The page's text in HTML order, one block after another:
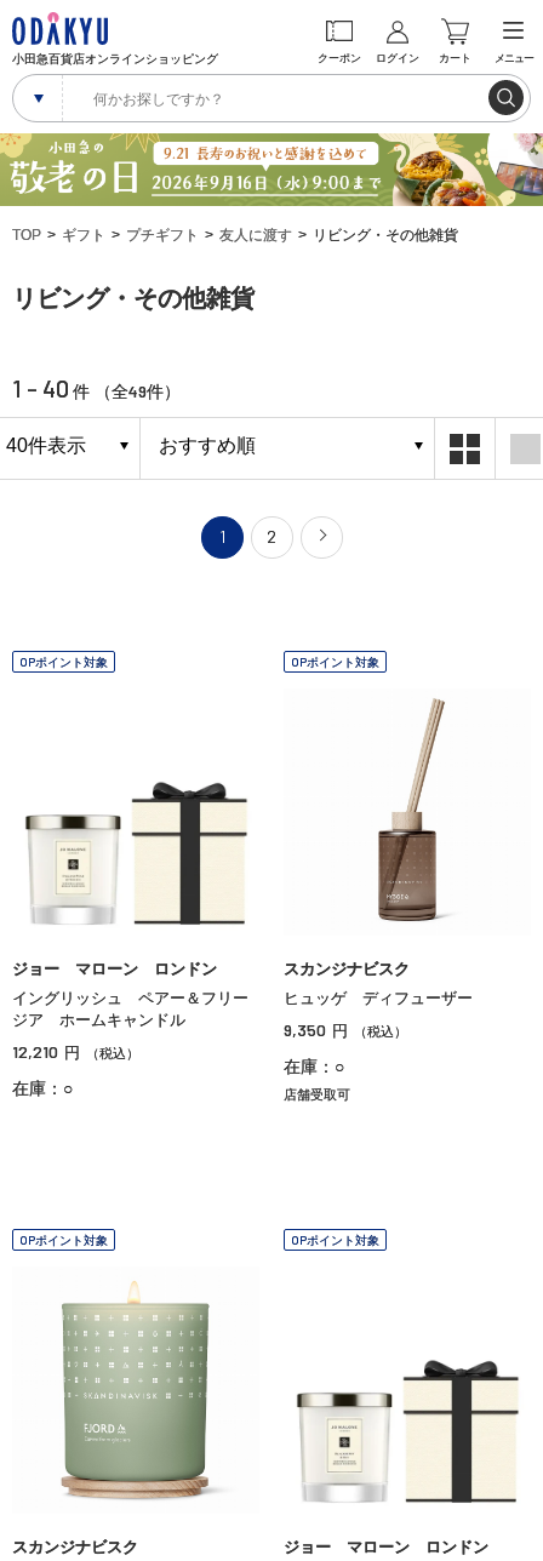
小田急百貨店オンラインショッピング クーポン ログイン カート メニュー
TOP ギフト プチギフト 友人に渡す リビング・その他雑貨
リビング・その他雑貨
1 - 40 件 （全49件）
1 2
OPポイント対象
ジョー マローン ロンドン
イングリッシュ ペアー＆フリー
ジア ホームキャンドル
12,210 円 （税込）
在庫：○
OPポイント対象
スカンジナビスク
ヒュッゲ ディフューザー
9,350 円 （税込）
在庫：○
店舗受取可
OPポイント対象
スカンジナビスク
OPポイント対象
ジョー マローン ロンドン